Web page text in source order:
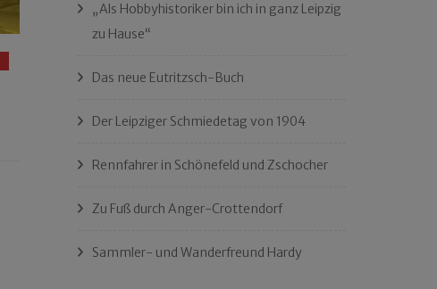
„Als Hobbyhistoriker bin ich in ganz Leipzig
zu Hause“
Das neue Eutritzsch-Buch
Der Leipziger Schmiedetag von 1904
Rennfahrer in Schönefeld und Zschocher
Zu Fuß durch Anger-Crottendorf
Sammler- und Wanderfreund Hardy